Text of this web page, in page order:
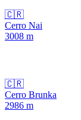
🇨🇷
Cerro Nai
3008 m
🇨🇷
Cerro Brunka
2986 m